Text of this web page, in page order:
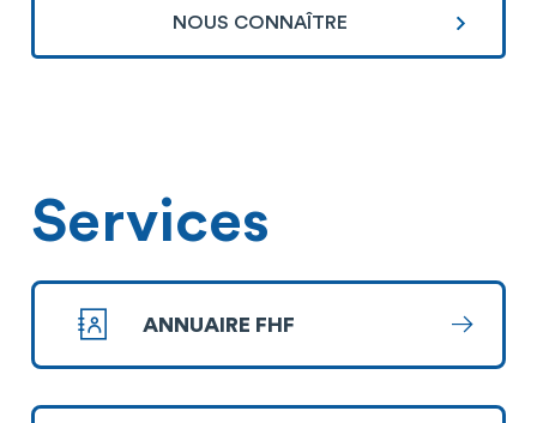
NOUS CONNAÎTRE
Services
ANNUAIRE FHF